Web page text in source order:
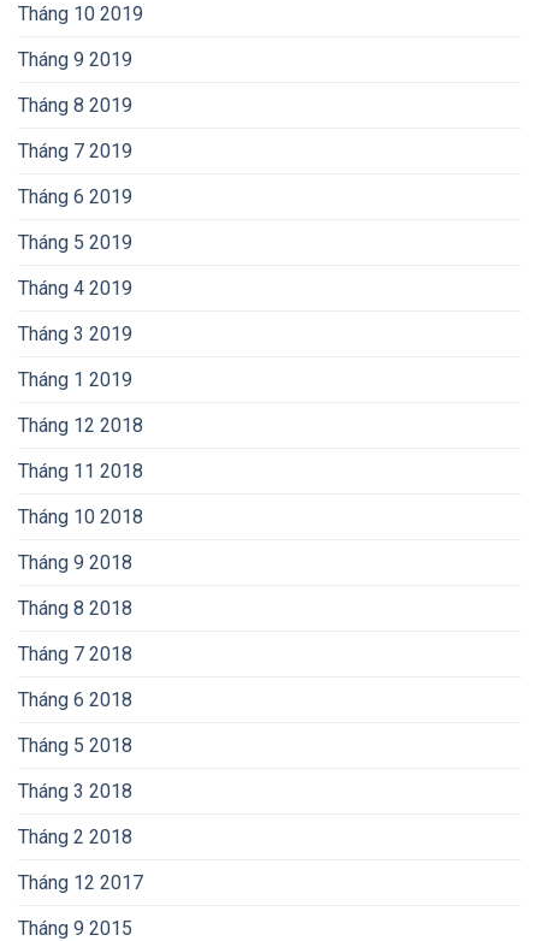
Tháng 10 2019
Tháng 9 2019
Tháng 8 2019
Tháng 7 2019
Tháng 6 2019
Tháng 5 2019
Tháng 4 2019
Tháng 3 2019
Tháng 1 2019
Tháng 12 2018
Tháng 11 2018
Tháng 10 2018
Tháng 9 2018
Tháng 8 2018
Tháng 7 2018
Tháng 6 2018
Tháng 5 2018
Tháng 3 2018
Tháng 2 2018
Tháng 12 2017
Tháng 9 2015